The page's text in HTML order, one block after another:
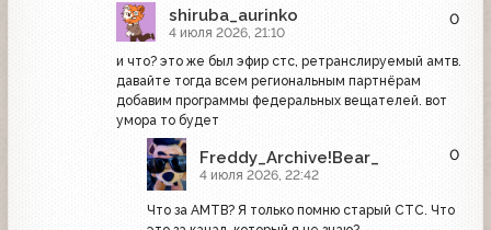
shiruba_aurinko
4 июля 2026, 21:10
0
и что? это же был эфир стс, ретранслируемый амтв.
давайте тогда всем региональным партнёрам
добавим программы федеральных вещателей. вот
умора то будет
Freddy_Archive!Bear_
4 июля 2026, 22:42
0
Что за АМТВ? Я только помню старый СТС. Что